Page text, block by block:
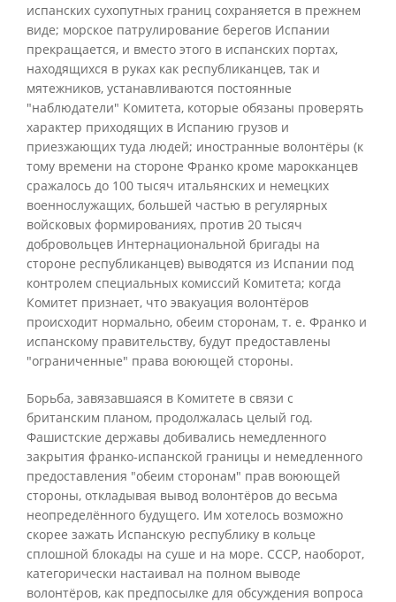
испанских сухопутных границ сохраняется в прежнем
виде; морское патрулирование берегов Испании
прекращается, и вместо этого в испанских портах,
находящихся в руках как республиканцев, так и
мятежников, устанавливаются постоянные
"наблюдатели" Комитета, которые обязаны проверять
характер приходящих в Испанию грузов и
приезжающих туда людей; иностранные волонтёры (к
тому времени на стороне Франко кроме марокканцев
сражалось до 100 тысяч итальянских и немецких
военнослужащих, большей частью в регулярных
войсковых формированиях, против 20 тысяч
добровольцев Интернациональной бригады на
стороне республиканцев) выводятся из Испании под
контролем специальных комиссий Комитета; когда
Комитет признает, что эвакуация волонтёров
происходит нормально, обеим сторонам, т. е. Франко и
испанскому правительству, будут предоставлены
"ограниченные" права воюющей стороны.
Борьба, завязавшаяся в Комитете в связи с
британским планом, продолжалась целый год.
Фашистские державы добивались немедленного
закрытия франко-испанской границы и немедленного
предоставления "обеим сторонам" прав воюющей
стороны, откладывая вывод волонтёров до весьма
неопределённого будущего. Им хотелось возможно
скорее зажать Испанскую республику в кольце
сплошной блокады на суше и на море. СССР, наоборот,
категорически настаивал на полном выводе
волонтёров, как предпосылке для обсуждения вопроса